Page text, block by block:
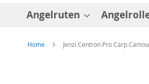
Angelruten
Home Jenzi Centron Pro Carp